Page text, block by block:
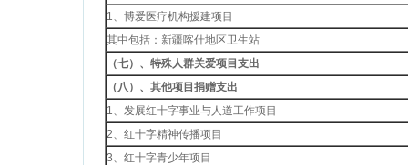
1、博爱医疗机构援建项目
其中包括：新疆喀什地区卫生站
（七）、特殊人群关爱项目支出
（八）、其他项目捐赠支出
1、发展红十字事业与人道工作项目
2、红十字精神传播项目
3、红十字青少年项目